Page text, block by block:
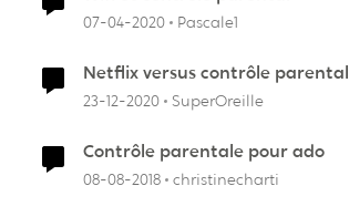
07-04-2020 Pascale1
Netflix versus contrôle parental
23-12-2020 SuperOreille
Contrôle parentale pour ado
08-08-2018 christinecharti